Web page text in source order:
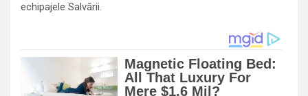
echipajele Salvării.